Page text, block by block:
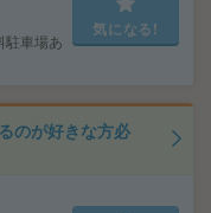
駐車場あ
気になる!
のが好きな方必